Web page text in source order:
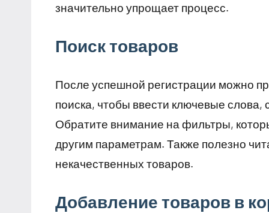
значительно упрощает процесс.
Поиск товаров
После успешной регистрации можно
поиска, чтобы ввести ключевые
Обратите внимание на фильтры,
другим параметрам. Также полезно
некачественных товаров.
Добавление товаров в